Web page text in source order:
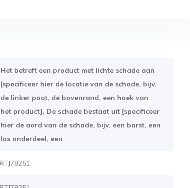
Het betreft een product met lichte schade aan
[specificeer hier de locatie van de schade, bijv.
de linker poot, de bovenrand, een hoek van
het product]. De schade bestaat uit [specificeer
hier de aard van de schade, bijv. een barst, een
los onderdeel, een
RTJ78251